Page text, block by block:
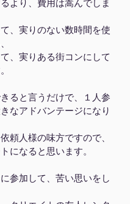
より、費用は嵩んでしま
、実りのない数時間を使
、実りある街コンにして
ると言うだけで、１人参
なアドバンテージになり
頼人様の味方ですので、
になると思います。
参加して、苦い思いをし